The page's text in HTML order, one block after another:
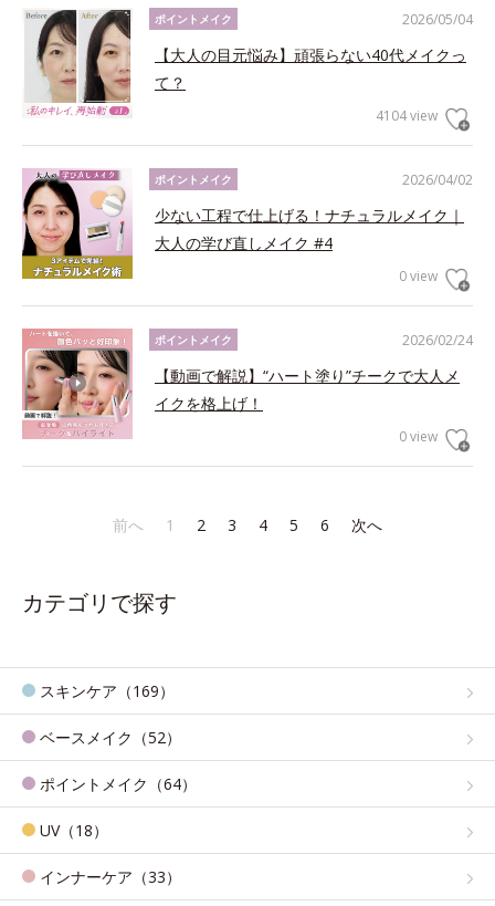
2026/05/04
ポイントメイク
【大人の目元悩み】頑張らない40代メイクっ
て？
4104 view
2026/04/02
ポイントメイク
少ない工程で仕上げる！ナチュラルメイク｜
大人の学び直しメイク #4
0 view
2026/02/24
ポイントメイク
【動画で解説】“ハート塗り”チークで大人メ
イクを格上げ！
0 view
前へ 1 2 3 4 5 6 次へ
カテゴリで探す
スキンケア（169）
ベースメイク（52）
ポイントメイク（64）
UV（18）
インナーケア（33）